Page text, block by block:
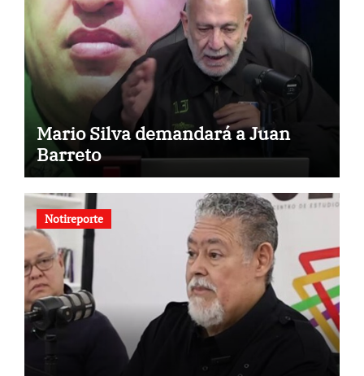
Mario Silva demandará a Juan
Barreto
Notireporte